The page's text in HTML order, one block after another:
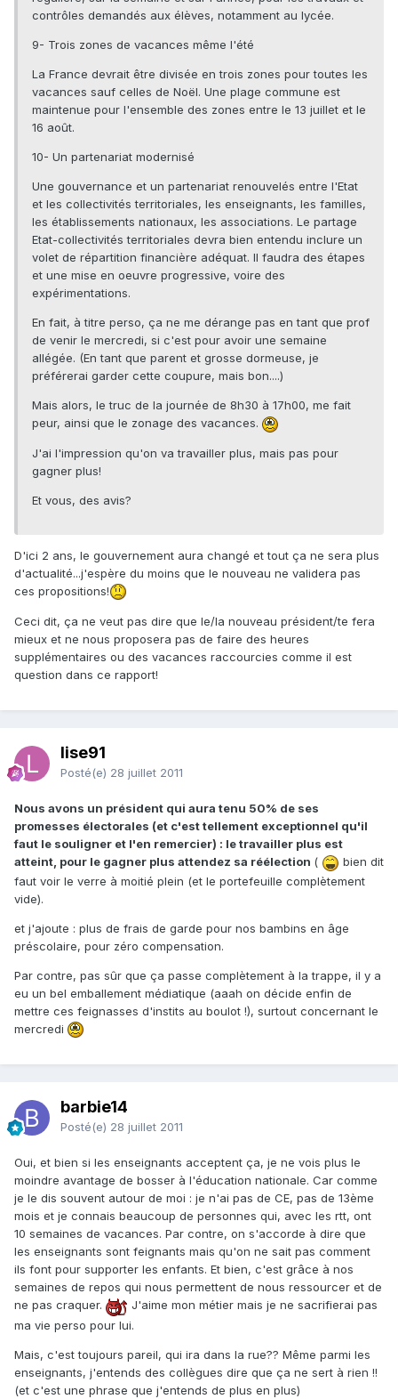
contrôles demandés aux élèves, notamment au lycée.
9- Trois zones de vacances même l'été
La France devrait être divisée en trois zones pour toutes les
vacances sauf celles de Noël. Une plage commune est
maintenue pour l'ensemble des zones entre le 13 juillet et le
16 août.
10- Un partenariat modernisé
Une gouvernance et un partenariat renouvelés entre l'Etat
et les collectivités territoriales, les enseignants, les familles,
les établissements nationaux, les associations. Le partage
Etat-collectivités territoriales devra bien entendu inclure un
volet de répartition financière adéquat. Il faudra des étapes
et une mise en oeuvre progressive, voire des
expérimentations.
En fait, à titre perso, ça ne me dérange pas en tant que prof
de venir le mercredi, si c'est pour avoir une semaine
allégée. (En tant que parent et grosse dormeuse, je
préférerai garder cette coupure, mais bon....)
Mais alors, le truc de la journée de 8h30 à 17h00, me fait
peur, ainsi que le zonage des vacances.
J'ai l'impression qu'on va travailler plus, mais pas pour
gagner plus!
Et vous, des avis?
D'ici 2 ans, le gouvernement aura changé et tout ça ne sera plus
d'actualité...j'espère du moins que le nouveau ne validera pas
ces propositions!
Ceci dit, ça ne veut pas dire que le/la nouveau président/te fera
mieux et ne nous proposera pas de faire des heures
supplémentaires ou des vacances raccourcies comme il est
question dans ce rapport!
lise91
Posté(e) 28 juillet 2011
Nous avons un président qui aura tenu 50% de ses
promesses électorales (et c'est tellement exceptionnel qu'il
faut le souligner et l'en remercier) : le travailler plus est
atteint, pour le gagner plus attendez sa réélection (
bien dit
faut voir le verre à moitié plein (et le portefeuille complètement
vide).
et j'ajoute : plus de frais de garde pour nos bambins en âge
préscolaire, pour zéro compensation.
Par contre, pas sûr que ça passe complètement à la trappe, il y a
eu un bel emballement médiatique (aaah on décide enfin de
mettre ces feignasses d'instits au boulot !), surtout concernant le
mercredi
barbie14
Posté(e) 28 juillet 2011
Oui, et bien si les enseignants acceptent ça, je ne vois plus le
moindre avantage de bosser à l'éducation nationale. Car comme
je le dis souvent autour de moi : je n'ai pas de CE, pas de 13ème
mois et je connais beaucoup de personnes qui, avec les rtt, ont
10 semaines de vacances. Par contre, on s'accorde à dire que
les enseignants sont feignants mais qu'on ne sait pas comment
ils font pour supporter les enfants. Et bien, c'est grâce à nos
semaines de repos qui nous permettent de nous ressourcer et de
ne pas craquer.
J'aime mon métier mais je ne sacrifierai pas
ma vie perso pour lui.
Mais, c'est toujours pareil, qui ira dans la rue?? Même parmi les
enseignants, j'entends des collègues dire que ça ne sert à rien !!
(et c'est une phrase que j'entends de plus en plus)